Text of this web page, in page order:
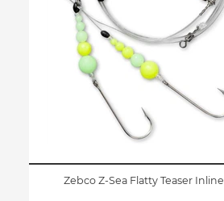
Zebco Z-Sea Flatty Teaser